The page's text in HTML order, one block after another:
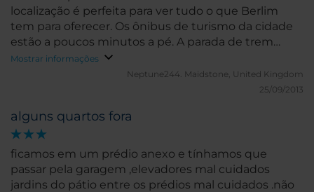
localização é perfeita para ver tudo o que Berlim
tem para oferecer. Os ônibus de turismo da cidade
estão a poucos minutos a pé. A parada de trem
Savigny fica a cerca de 7 minutos a pé. Um bom
restaurante é o Schwarz, cerca de 8 minutos a pé.
Mostrar informações
Neptune244. Maidstone, United Kingdom
25/09/2013
alguns quartos fora
ficamos em um prédio anexo e tínhamos que
passar pela garagem ,elevadores mal cuidados
jardins do pátio entre os prédios mal cuidados .não